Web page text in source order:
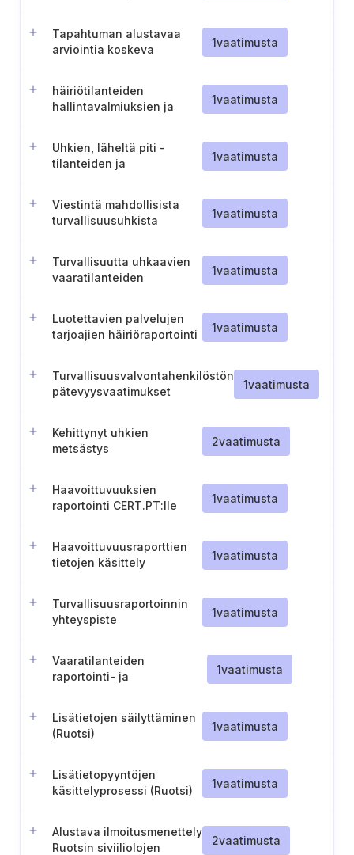
Tapahtuman alustavaa
arviointia koskeva
1vaatimusta
häiriötilanteiden
hallintavalmiuksien ja
1vaatimusta
Uhkien, läheltä piti -
tilanteiden ja
raportointi (Unkari).
1vaatimusta
Viestintä mahdollisista
turvallisuusuhkista
1vaatimusta
Turvallisuutta uhkaavien
vaaratilanteiden
1vaatimusta
Luotettavien palvelujen
tarjoajien häiriöraportointi
1vaatimusta
Turvallisuusvalvontahenkilöstön
pätevyysvaatimukset
1vaatimusta
Kehittynyt uhkien
metsästys
2vaatimusta
Haavoittuvuuksien
raportointi CERT.PT:lle
1vaatimusta
Haavoittuvuusraporttien
tietojen käsittely
1vaatimusta
Turvallisuusraportoinnin
yhteyspiste
1vaatimusta
Vaaratilanteiden
raportointi- ja
1vaatimusta
Lisätietojen säilyttäminen
(Ruotsi)
1vaatimusta
Lisätietopyyntöjen
käsittelyprosessi (Ruotsi)
1vaatimusta
Alustava ilmoitusmenettely
Ruotsin siviiliolojen
2vaatimusta